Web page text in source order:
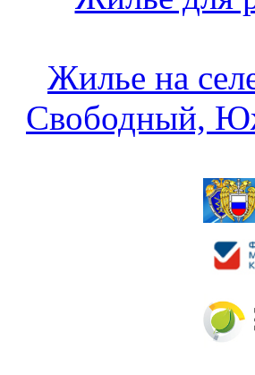
Жилье на
Свободный,